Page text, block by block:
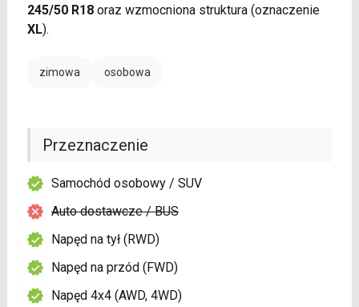
245/50 R18oraz wzmocniona struktura (oznaczenie
XL).
zimowa osobowa
Przeznaczenie
Samochód osobowy / SUV
Auto dostawcze / BUS
Napęd na tył (RWD)
Napęd na przód (FWD)
Napęd 4x4 (AWD, 4WD)